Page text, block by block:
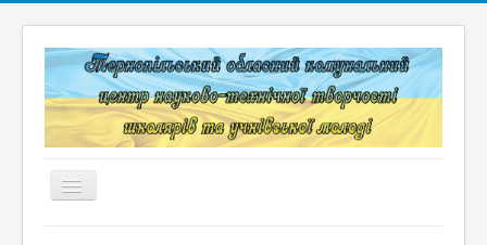
Перемикач
навігації